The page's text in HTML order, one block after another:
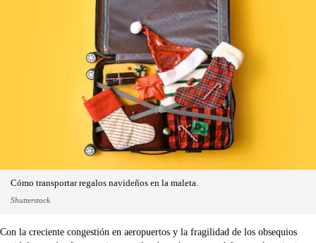
Cómo transportar regalos navideños en la maleta.
Shutterstock
Con la creciente congestión en aeropuertos y la fragilidad de los obsequios